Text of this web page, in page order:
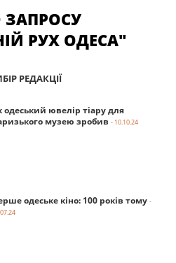
РУХ ОДЕСА"
РЕДАКЦІЇ
одеський ювелір тіару для
музею зробив - 10.10.24
одеське кіно: 100 років тому -